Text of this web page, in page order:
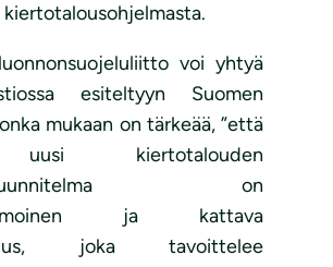
kiertotalousohjelmasta.
voi yhtyä
esiteltyyn Suomen
mukaan on tärkeää, ”että
kiertotalouden
on
ja kattava
joka tavoittelee